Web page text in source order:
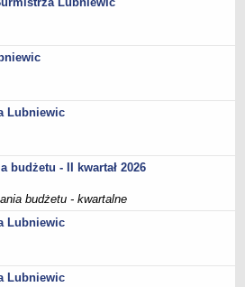
wody
Lubniewic
budżetu - II kwartał 2026
budżetu - kwartalne
Lubniewic
Lubniewic